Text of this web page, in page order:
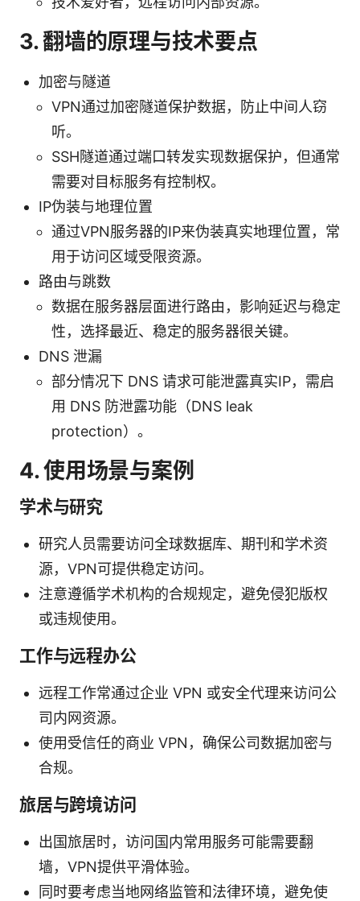
3. 翻墙的原理与技术要点
加密与隧道
VPN通过加密隧道保护数据，防止中间人窃
听。
SSH隧道通过端口转发实现数据保护，但通常
需要对目标服务有控制权。
IP伪装与地理位置
通过VPN服务器的IP来伪装真实地理位置，常
用于访问区域受限资源。
路由与跳数
数据在服务器层面进行路由，影响延迟与稳定
性，选择最近、稳定的服务器很关键。
DNS 泄漏
部分情况下 DNS 请求可能泄露真实IP，需启
用 DNS 防泄露功能（DNS leak
protection）。
4. 使用场景与案例
学术与研究
研究人员需要访问全球数据库、期刊和学术资
源，VPN可提供稳定访问。
注意遵循学术机构的合规规定，避免侵犯版权
或违规使用。
工作与远程办公
远程工作常通过企业 VPN 或安全代理来访问公
司内网资源。
使用受信任的商业 VPN，确保公司数据加密与
合规。
旅居与跨境访问
出国旅居时，访问国内常用服务可能需要翻
墙，VPN提供平滑体验。
同时要考虑当地网络监管和法律环境，避免使